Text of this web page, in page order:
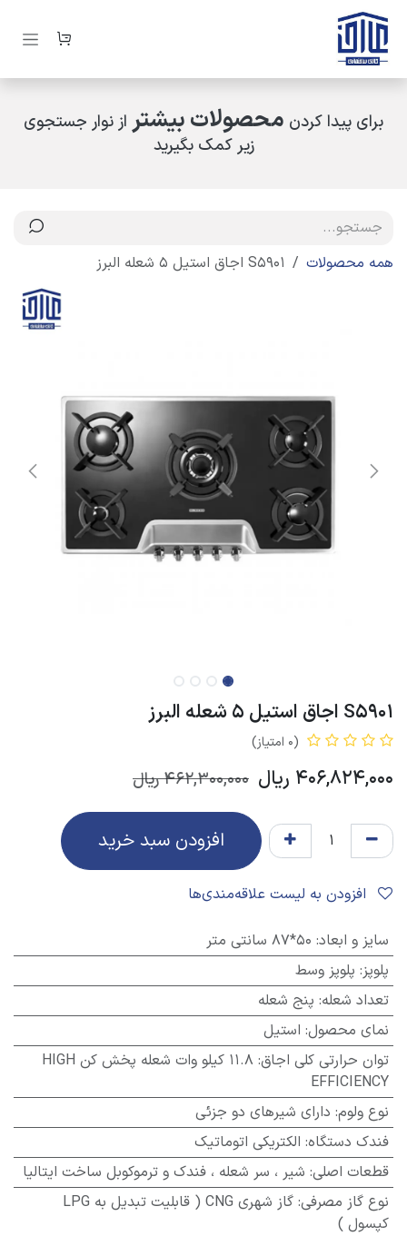
صرف نظر و مشاهده محتوا
برای پیدا کردن محصولات بیشتر از نوار جستجوی
زیر کمک بگیرید
همه محصولات S5901 اجاق استیل 5 شعله البرز
S5901 اجاق استیل 5 شعله البرز
(0 امتیاز)
406,824,000 ریال 462,300,000ریال
افزودن سبد خرید
سایز و ابعاد: 50*87 سانتی متر
پلوپز: پلوپز وسط
تعداد شعله: پنج شعله
نمای محصول: استیل
توان حرارتی کلی اجاق:
11.8 کیلو وات شعله پخش کن HIGH
EFFICIENCY
نوع ولوم: دارای شیرهای دو جزئی
فندک دستگاه: الکتریکی اتوماتیک
قطعات اصلی: شیر ، سر شعله ، فندک و ترموکوبل ساخت ایتالیا
نوع گاز مصرفی:
گاز شهری CNG ( قابلیت تبدیل به LPG
کپسول )